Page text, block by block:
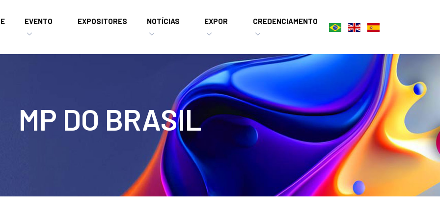
EVENTO EXPOSITORES NOTÍCIAS EXPOR CREDENCIAMENTO
MP DO BRASIL